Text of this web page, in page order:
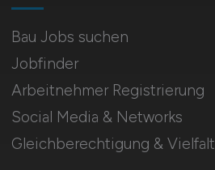
Bau Jobs suchen
Jobfinder
Arbeitnehmer Registrierung
Social Media & Networks
Gleichberechtigung & Vielfalt